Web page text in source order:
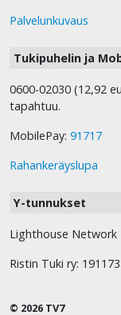
Palvelunkuvaus
Tukipuhelin ja
0600-02030 (12,92
tapahtuu.
MobilePay: 91717
Rahankeräyslupa
Y-tunnukset
Lighthouse Network
Ristin Tuki ry:
© 2026 TV7